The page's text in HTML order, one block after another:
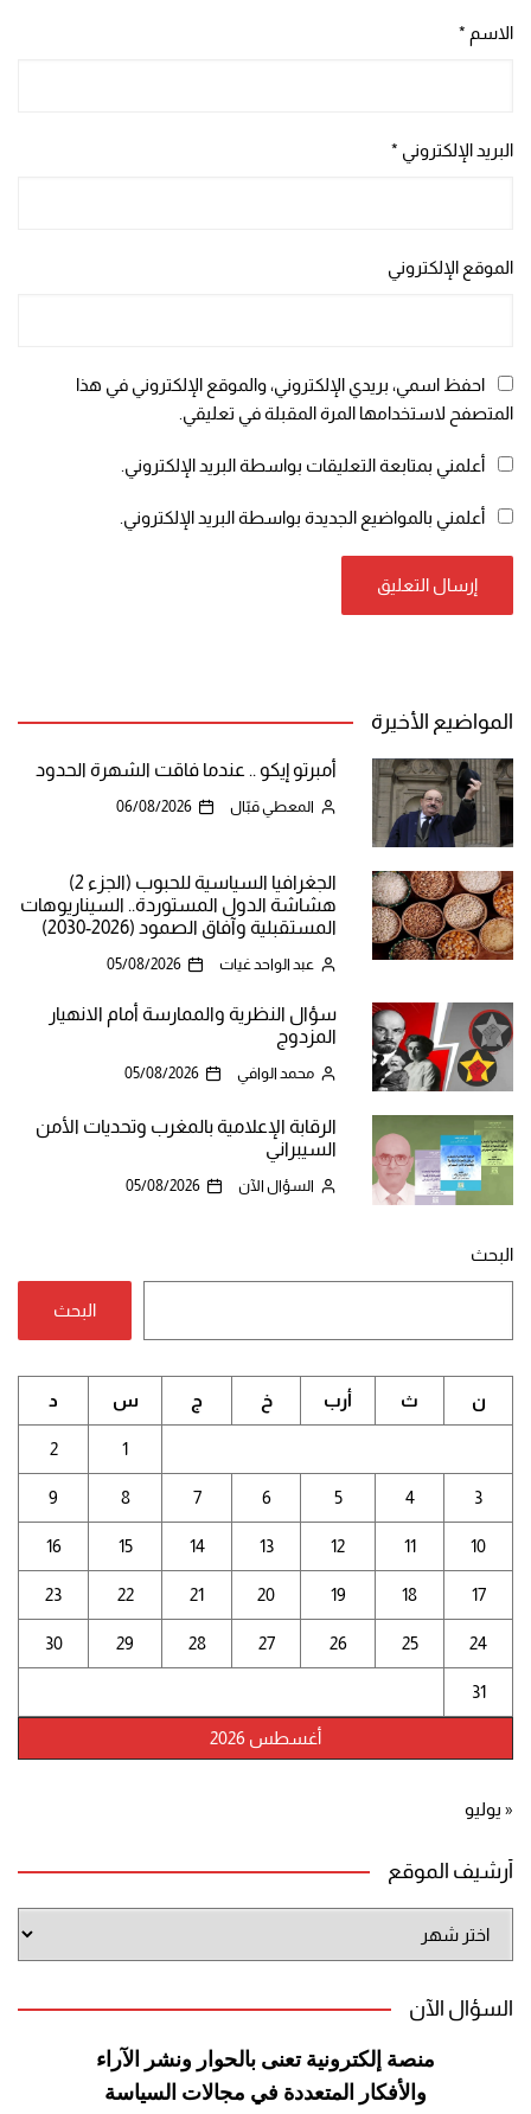
الاسم *
البريد الإلكتروني *
الموقع الإلكتروني
احفظ اسمي، بريدي الإلكتروني، والموقع الإلكتروني في هذا
المتصفح لاستخدامها المرة المقبلة في تعليقي.
أعلمني بمتابعة التعليقات بواسطة البريد الإلكتروني.
أعلمني بالمواضيع الجديدة بواسطة البريد الإلكتروني.
المواضيع الأخيرة
أمبرتو إيكو .. عندما فاقت الشهرة الحدود
المعطي قبّال 06/08/2026
الجغرافيا السياسية للحبوب (الجزء 2)
هشاشة الدول المستوردة.. السيناريوهات
المستقبلية وآفاق الصمود (2026-2030)
عبد الواحد غيات 05/08/2026
سؤال النظرية والممارسة أمام الانهيار
المزدوج
محمد الوافي 05/08/2026
الرقابة الإعلامية بالمغرب وتحديات الأمن
السيبراني
السؤال الآن 05/08/2026
البحث
البحث
أغسطس 2026
ن ث أرب خ ج س د
1
2
3
4
5
6
7
8
9
10
11
12
13
14
15
16
17
18
19
20
21
22
23
24
25
26
27
28
29
30
31
« يوليو
أرشيف الموقع
الموقع
السؤال الآن
منصة إلكترونية تعنى بالحوار ونشر
الآراء
والأفكار المتعددة في مجالات السياسة